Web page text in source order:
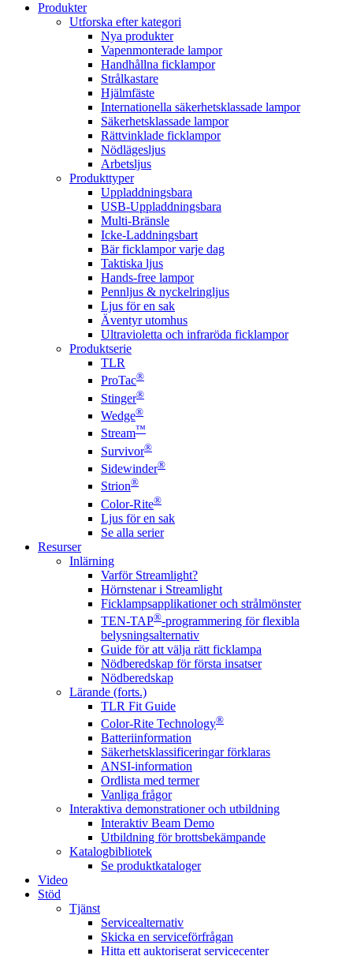
Produkter
Utforska efter kategori
Nya produkter
Vapenmonterade lampor
Handhållna ficklampor
Strålkastare
Hjälmfäste
Internationella säkerhetsklassade lampor
Säkerhetsklassade lampor
Rättvinklade ficklampor
Nödlägesljus
Arbetsljus
Produkttyper
Uppladdningsbara
USB-Uppladdningsbara
Multi-Bränsle
Icke-Laddningsbart
Bär ficklampor varje dag
Taktiska ljus
Hands-free lampor
Pennljus & nyckelringljus
Ljus för en sak
Äventyr utomhus
Ultravioletta och infraröda ficklampor
Produktserie
TLR
ProTac®
Stinger®
Wedge®
Stream™
Survivor®
Sidewinder®
Strion®
Color-Rite®
Ljus för en sak
Se alla serier
Resurser
Inlärning
Varför Streamlight?
Hörnstenar i Streamlight
Ficklampsapplikationer och strålmönster
TEN-TAP®-programmering för flexibla
belysningsalternativ
Guide för att välja rätt ficklampa
Nödberedskap för första insatser
Nödberedskap
Lärande (forts.)
TLR Fit Guide
Color-Rite Technology®
Batteriinformation
Säkerhetsklassificeringar förklaras
ANSI-information
Ordlista med termer
Vanliga frågor
Interaktiva demonstrationer och utbildning
Interaktiv Beam Demo
Utbildning för brottsbekämpande
Katalogbibliotek
Se produktkataloger
Video
Stöd
Tjänst
Servicealternativ
Skicka en serviceförfrågan
Hitta ett auktoriserat servicecenter